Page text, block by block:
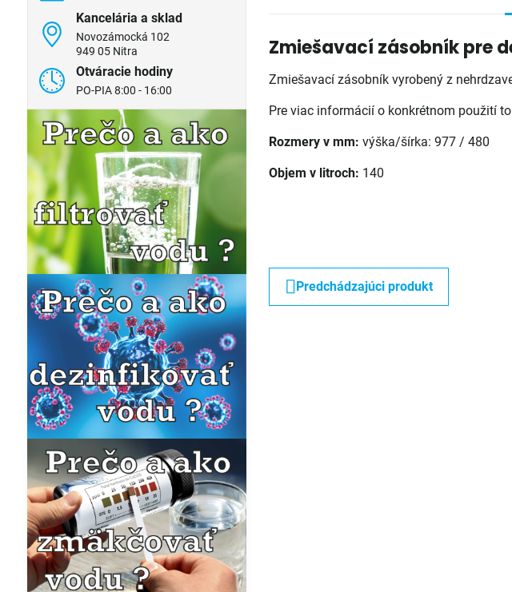
Zmiešavací zásobník pre
Zmiešavací zásobník vyrobený z
Pre viac informácií o konkrétnom použití
Rozmery v mm:výška/šírka: 977 / 480
Objem v litroch: 140
Predchádzajúci produkt
Kancelária a sklad
Novozámocká 102
949 05 Nitra
Otváracie hodiny
PO-PIA 8:00 - 16:00